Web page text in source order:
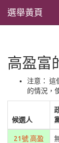
選舉黃頁
高盈富
注意： 這
的情況，
候選人
21號 高盈